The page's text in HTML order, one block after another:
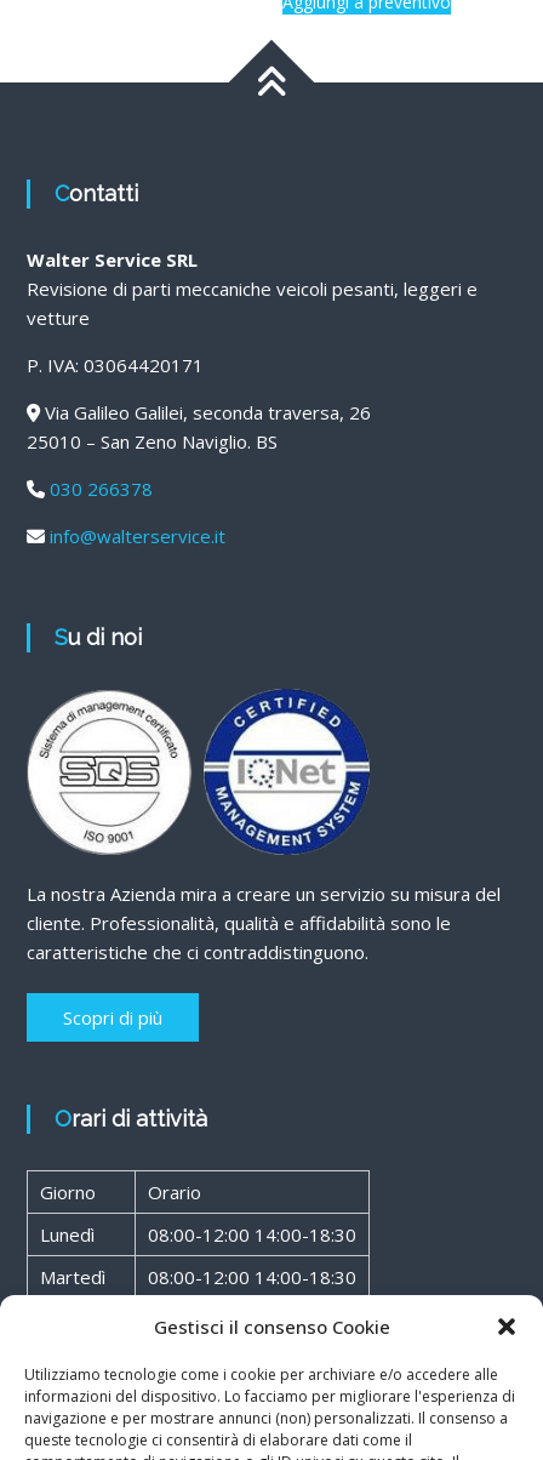
Gestisci il consenso Cookie
Utilizziamo tecnologie come i cookie per archiviare e/o accedere alle
informazioni del dispositivo. Lo facciamo per migliorare l'esperienza di
navigazione e per mostrare annunci (non) personalizzati. Il consenso a
queste tecnologie ci consentirà di elaborare dati come il
Contatti
Walter Service SRL
Revisione di parti meccaniche veicoli pesanti, leggeri e
vetture
P. IVA: 03064420171
Via Galileo Galilei, seconda traversa, 26
25010 – San Zeno Naviglio. BS
030 266378
info@walterservice.it
Su di noi
La nostra Azienda mira a creare un servizio su misura del
cliente. Professionalità, qualità e affidabilità sono le
caratteristiche che ci contraddistinguono.
Scopri di più
Orari di attività
Giorno
Orario
Lunedì
08:00-12:00 14:00-18:30
Martedì
08:00-12:00 14:00-18:30
08:00-12:00 14:00-18:30
Giovedì
08:00-12:00 14:00-18:30
Venerdì
08:00-12:00 14:00-18:30
Sabato
08:00-12:00